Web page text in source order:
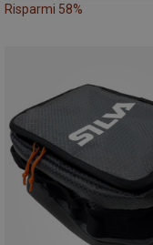
Risparmi 58%